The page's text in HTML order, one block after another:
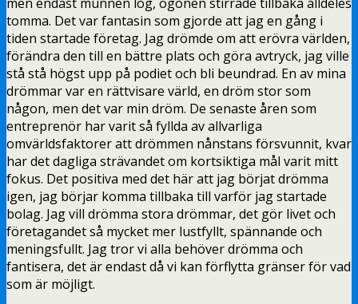
tomma. Det var fantasin som gjorde att jag en gång i
tiden startade företag. Jag drömde om att erövra världen,
förändra den till en bättre plats och göra avtryck, jag ville
stå stå högst upp på podiet och bli beundrad. En av mina
drömmar var en rättvisare värld, en dröm stor som
någon, men det var min dröm. De senaste åren som
entreprenör har varit så fyllda av allvarliga
omvärldsfaktorer att drömmen nånstans försvunnit, kvar
har det dagliga strävandet om kortsiktiga mål varit mitt
fokus. Det positiva med det här att jag börjat drömma
igen, jag börjar komma tillbaka till varför jag startade
bolag. Jag vill drömma stora drömmar, det gör livet och
företagandet så mycket mer lustfyllt, spännande och
meningsfullt. Jag tror vi alla behöver drömma och
fantisera, det är endast då vi kan förflytta gränser för vad
som är möjligt.